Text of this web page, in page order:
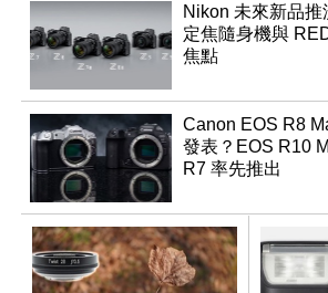
Nikon 未來新品
定焦隨身機與
焦點
Canon EOS R8
發表？EOS R10
R7 率先推出